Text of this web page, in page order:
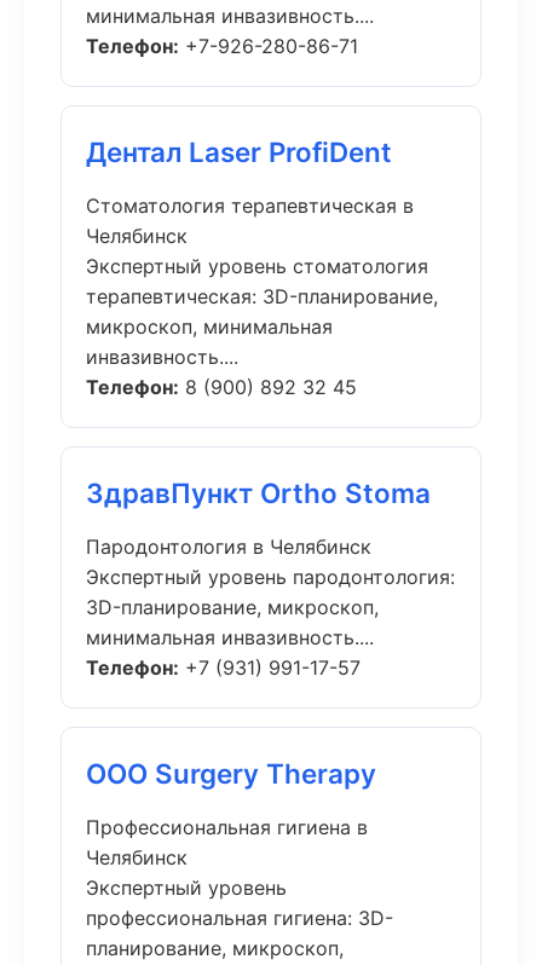
минимальная инвазивность....
Телефон: +7-926-280-86-71
Дентал Laser ProfiDent
Стоматология терапевтическая в
Челябинск
Экспертный уровень стоматология
терапевтическая: 3D-планирование,
микроскоп, минимальная
инвазивность....
Телефон: 8 (900) 892 32 45
ЗдравПункт Ortho Stoma
Пародонтология в Челябинск
Экспертный уровень пародонтология:
3D-планирование, микроскоп,
минимальная инвазивность....
Телефон: +7 (931) 991-17-57
ООО Surgery Therapy
Профессиональная гигиена в
Челябинск
Экспертный уровень
профессиональная гигиена: 3D-
планирование, микроскоп,